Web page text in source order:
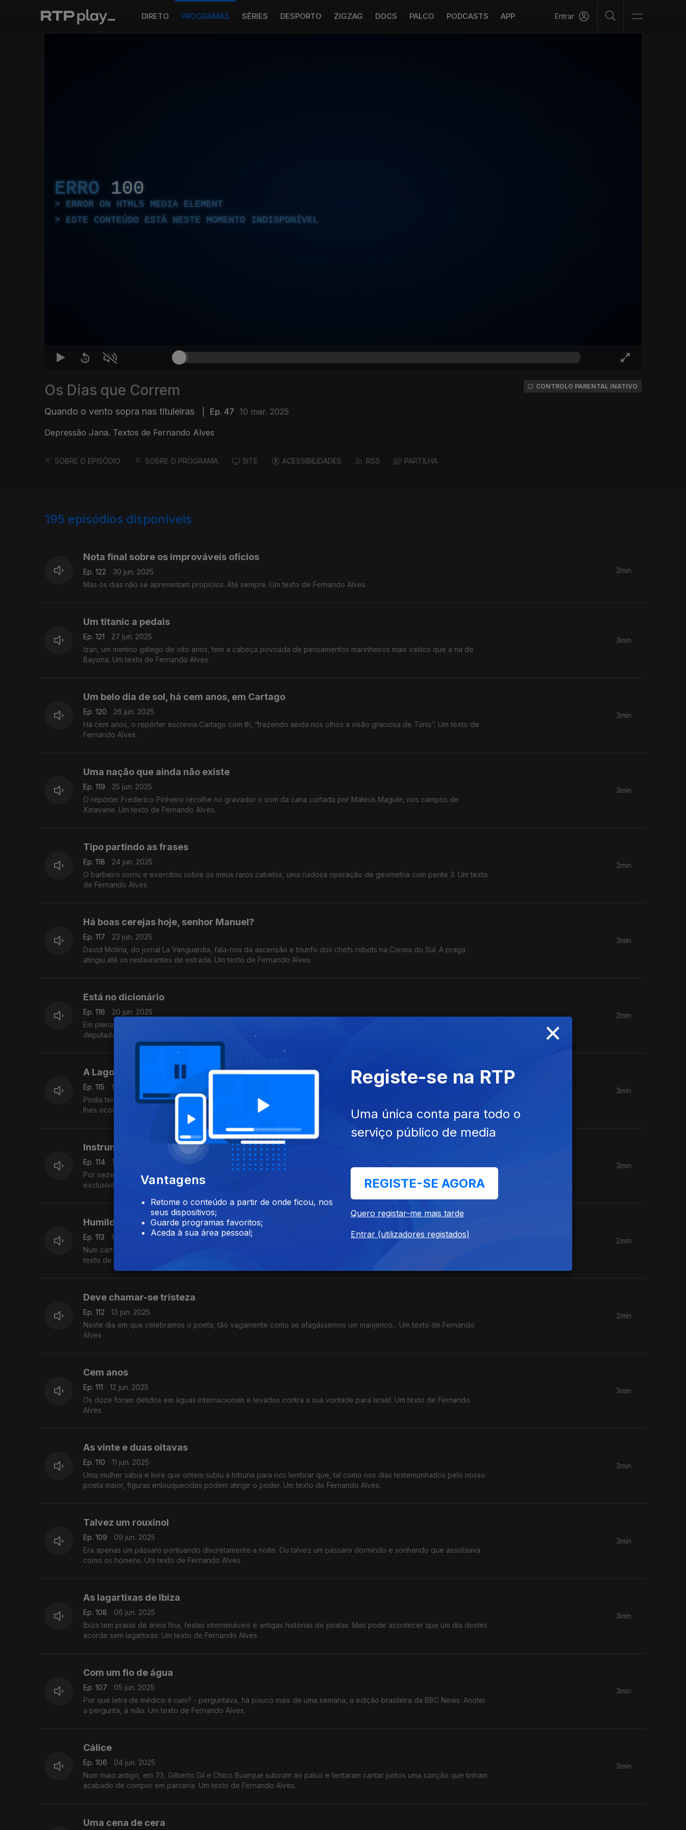
DIRETO PROGRAMAS SÉRIES DESPORTO ZIGZAG DOCS PALCO PODCASTS APP Entrar
ERRO 100
ERROR ON HTML5 MEDIA ELEMENT
ESTE CONTEÚDO ESTÁ NESTE MOMENTO INDISPONÍVEL
Os Dias que Correm
Quando o vento sopra nas tituleiras Ep. 47 10 mar. 2025
Depressão Jana. Textos de Fernando Alves
CONTROLO PARENTAL INATIVO
SOBRE O EPISÓDIO SOBRE O PROGRAMA SITE ACESSIBILIDADES RSS PARTILHA
195 episódios disponíveis
Nota final sobre os improváveis ofícios
Ep. 122
30 jun. 2025
Mas os dias não se apresentam propícios. Até sempre. Um texto de Fernando Alves.
2min
Um titanic a pedais
Ep. 121
27 jun. 2025
Izan, um menino galego de oito anos, tem a cabeça povoada de pensamentos marinheiros mais vastos que a ria de
Bayona. Um texto de Fernando Alves.
3min
Um belo dia de sol, há cem anos, em Cartago
Ep. 120
26 jun. 2025
Há cem anos, o repórter escrevia Cartago com th, “trazendo ainda nos olhos a visão graciosa de Túnis”. Um texto de
Fernando Alves.
3min
Uma nação que ainda não existe
Ep. 119
25 jun. 2025
O repórter Frederico Pinheiro recolhe no gravador o som da cana cortada por Mateus Magule, nos campos de
Xinavane. Um texto de Fernando Alves.
3min
Tipo partindo as frases
Ep. 118
24 jun. 2025
O barbeiro sorriu e exercitou sobre os meus raros cabelos, uma ruidosa operação de geometria com pente 3. Um texto
de Fernando Alves.
3min
Há boas cerejas hoje, senhor Manuel?
Ep. 117
23 jun. 2025
David Molina, do jornal La Vanguardia, fala-nos da ascensão e triunfo dos chefs robots na Coreia do Sul. A praga
atingiu até os restaurantes de estrada. Um texto de Fernando Alves.
3min
Está no dicionário
Ep. 116
20 jun. 2025
Em plena sessão da Assembleia Legislativa da Madeira, reagiu a intervenções de duas deputadas do PS e de um
deputado do Juntos Pelo Povo. Um texto de Fernando Alves.
2min
A Lagoa
Ep. 115
18 jun. 2025
Podia ter-lhes passado pela cabeça a ideia de um passeio até ao parque dos antigos castelos de Valderas onde talvez
lhes ocorresse visitar um surpreendente museu da arte do vidro. Um texto de Fernando Alves.
3min
Instrumental
Ep. 114
17 jun. 2025
Por vezes imagino que não morrerei sem realizar e apresentar na rádio um programa de prosas leves e música
exclusivamente instrumental. Um texto de Fernando Alves.
3min
Humilde escritor tenta
Ep. 113
16 jun. 2025
Num cartaz virado a quem passava escreveu em maiúsculas: “Humilde escritor tenta publicar o seu primeiro livro”. Um
texto de Fernando Alves.
2min
Deve chamar-se tristeza
Ep. 112
13 jun. 2025
Neste dia em que celebramos o poeta, tão vagamente como se afagássemos um manjerico... Um texto de Fernando
Alves
2min
Cem anos
Ep. 111
12 jun. 2025
Os doze foram detidos em águas internacionais e levados contra a sua vontade para Israel. Um texto de Fernando
Alves.
3min
As vinte e duas oitavas
Ep. 110
11 jun. 2025
Uma mulher sábia e livre que ontem subiu à tribuna para nos lembrar que, tal como nos dias testemunhados pelo nosso
poeta maior, figuras enlouquecidas podem atingir o poder. Um texto de Fernando Alves.
3min
Talvez um rouxinol
Ep. 109
09 jun. 2025
Era apenas um pássaro pontuando discretamente a noite. Ou talvez um pássaro dormindo e sonhando que assobiava
como os homens. Um texto de Fernando Alves.
3min
As lagartixas de Ibiza
Ep. 108
06 jun. 2025
Ibiza tem praias de areia fina, festas intermináveis e antigas histórias de piratas. Mas pode acontecer que um dia destes
acorde sem lagartixas. Um texto de Fernando Alves.
3min
Com um fio de água
Ep. 107
05 jun. 2025
Por que letra de médico é ruim? - perguntava, há pouco mais de uma semana, a edição brasileira da BBC News. Anotei
a pergunta, à mão. Um texto de Fernando Alves.
3min
Cálice
Ep. 106
04 jun. 2025
Num maio antigo, em 73, Gilberto Gil e Chico Buarque subiram ao palco e tentaram cantar juntos uma canção que tinham
acabado de compor em parceria. Um texto de Fernando Alves.
3min
Uma cena de cera
×
Vantagens
Retome o conteúdo a partir de onde ficou, nos
seus dispositivos;
Guarde programas favoritos;
Aceda à sua área pessoal;
Registe-se na RTP
Uma única conta para todo o
serviço público de media
REGISTE-SE AGORA
Quero registar-me mais tarde
Entrar (utilizadores registados)